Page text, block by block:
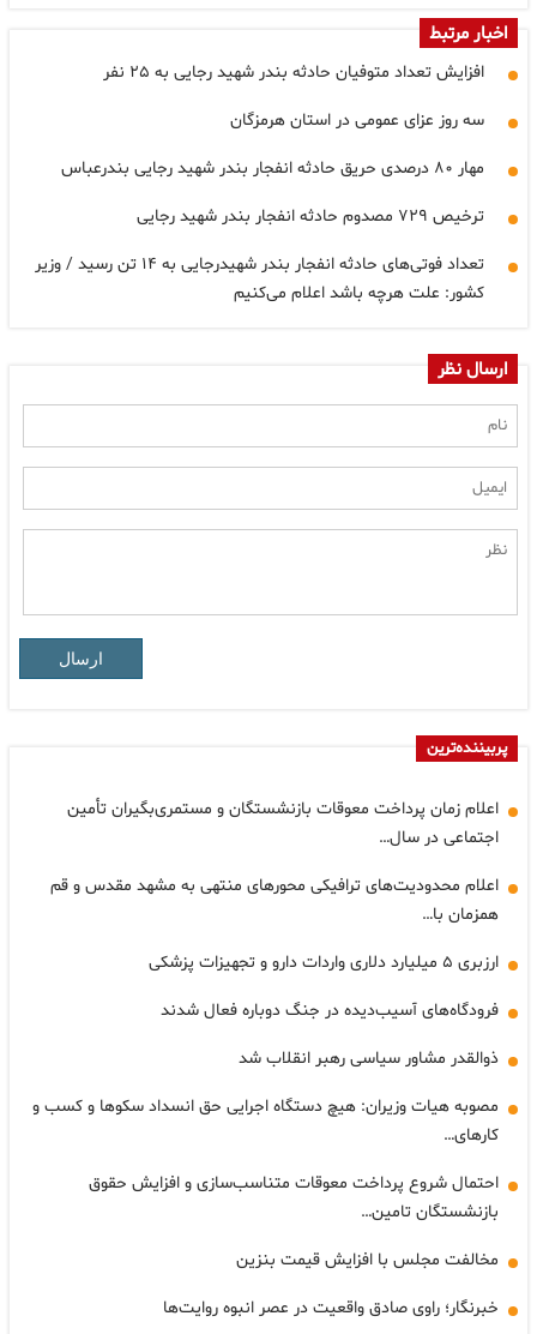
اخبار مرتبط
افزایش تعداد متوفیان حادثه بندر شهید رجایی به ۲۵ نفر
سه روز عزای عمومی در استان هرمزگان
مهار ۸۰ درصدی حریق حادثه انفجار بندر شهید رجایی بندرعباس
ترخیص ۷۲۹ مصدوم حادثه انفجار بندر شهید رجایی
تعداد فوتی‌های حادثه انفجار بندر شهیدرجایی به ۱۴ تن رسید / وزیر
کشور: علت هرچه باشد اعلام می‌کنیم
ارسال نظر
ارسال
پربیننده‌ترین
اعلام زمان پرداخت معوقات بازنشستگان و مستمری‌بگیران تأمین
اجتماعی در سال…
اعلام محدودیت‌های ترافیکی محورهای منتهی به مشهد مقدس و قم
همزمان با…
ارزبری ۵ میلیارد دلاری واردات دارو و تجهیزات پزشکی
فرودگاه‌های آسیب‌دیده در جنگ دوباره فعال شدند
ذوالقدر مشاور سیاسی رهبر انقلاب شد
مصوبه هیات وزیران: هیچ دستگاه اجرایی حق انسداد سکوها و کسب و
کارهای…
احتمال شروع پرداخت معوقات متناسب‌سازی و افزایش حقوق
بازنشستگان تامین…
مخالفت مجلس با افزایش قیمت بنزین
خبرنگار؛ راوی صادق واقعیت در عصر انبوه روایت‌ها